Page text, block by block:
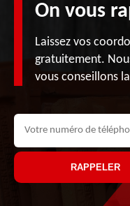
On vous
Laissez vos
gratuitement.
vous conseillons